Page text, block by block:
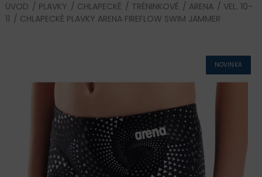
ÚVOD / PLAVKY / CHLAPECKÉ / TRÉNINKOVÉ / ARENA / VEL. 10-
11 / CHLAPECKÉ PLAVKY ARENA FIREFLOW SWIM JAMMER
NOVINKA